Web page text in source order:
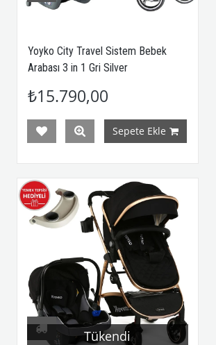
Yoyko City Travel Sistem Bebek
Arabası 3 in 1 Gri Silver
₺15.790,00
Sepete Ekle
Tükendi